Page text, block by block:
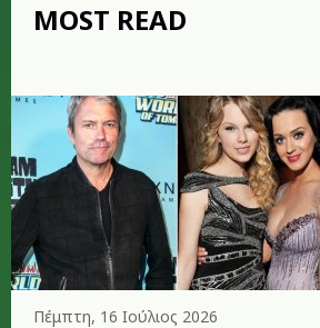
MOST READ
Πέμπτη, 16 Ιούλιος 2026